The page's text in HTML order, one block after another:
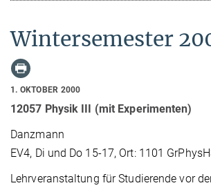
Wintersemester
1. OKTOBER 2000
12057 Physik III (mit Experimenten)
Danzmann
EV4, Di und Do 15-17, Ort: 1101
Lehrveranstaltung für Studierende vor